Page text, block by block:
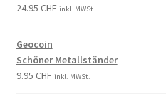
24.95 CHF inkl. MWSt.
Geocoin
Schöner Metallständer
9.95 CHF inkl. MWSt.